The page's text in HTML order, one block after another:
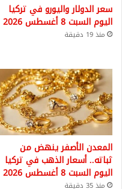
سعر الدولار واليورو في تركيا
اليوم السبت 8 أغسطس 2026
منذ 19 دقيقة
المعدن الأصفر ينهض من
ثباته.. أسعار الذهب في تركيا
اليوم السبت 8 أغسطس 2026
منذ 35 دقيقة